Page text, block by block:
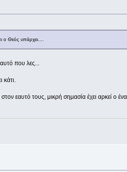
ο Θεός υπάρχει....
που λες...
κάτι.
εαυτό τους, μικρή σημασία έχει αρκεί ο